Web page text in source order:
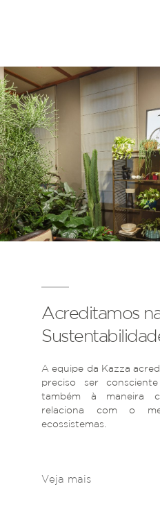
Acreditamos
A equipe da Kazza
preciso ser
também à maneira
relaciona com o
ecossistemas.
Veja mais